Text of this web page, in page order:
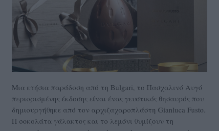
Μια ετήσια παράδοση από τη Bulgari, το Πασχαλινό Αυγό
περιορισμένης έκδοσης είναι ένας γευστικός θησαυρός που
δημιουργήθηκε από τον αρχιζαχαροπλάστη Gianluca Fusto.
Η σοκολάτα γάλακτος και το λεμόνι θυμίζουν τη